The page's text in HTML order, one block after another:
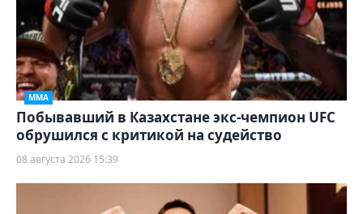
ММА
Побывавший в Казахстане экс-чемпион UFC
обрушился с критикой на судейство
08 августа 2026 15:39